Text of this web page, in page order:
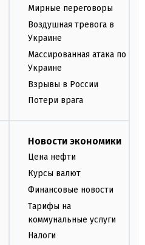
Мирные переговоры
Воздушная тревога в
Украине
Массированная атака по
Украине
Взрывы в России
Потери врага
Новости экономики
Цена нефти
Курсы валют
Финансовые новости
Тарифы на
коммунальные услуги
Налоги